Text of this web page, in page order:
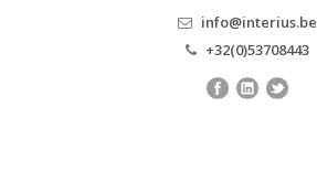
info@interius.be
+32(0)53708443